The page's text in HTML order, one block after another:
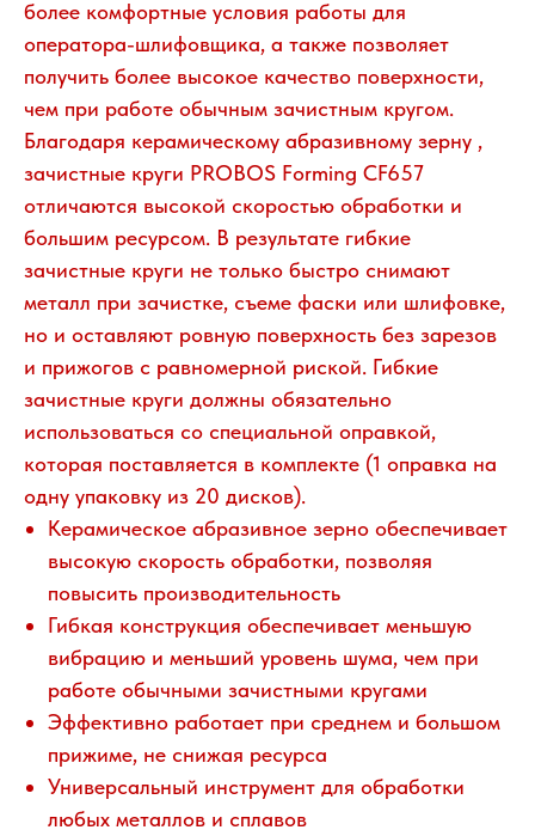
более комфортные условия работы для
оператора-шлифовщика, а также позволяет
получить более высокое качество поверхности,
чем при работе обычным зачистным кругом.
Благодаря керамическому абразивному зерну ,
зачистные круги PROBOS Forming СF657
отличаются высокой скоростью обработки и
большим ресурсом. В результате гибкие
зачистные круги не только быстро снимают
металл при зачистке, съеме фаски или шлифовке,
но и оставляют ровную поверхность без зарезов
и прижогов с равномерной риской. Гибкие
зачистные круги должны обязательно
использоваться со специальной оправкой,
которая поставляется в комплекте (1 оправка на
одну упаковку из 20 дисков).
Керамическое абразивное зерно обеспечивает
высокую скорость обработки, позволяя
повысить производительность
Гибкая конструкция обеспечивает меньшую
вибрацию и меньший уровень шума, чем при
работе обычными зачистными кругами
Эффективно работает при среднем и большом
прижиме, не снижая ресурса
Универсальный инструмент для обработки
любых металлов и сплавов